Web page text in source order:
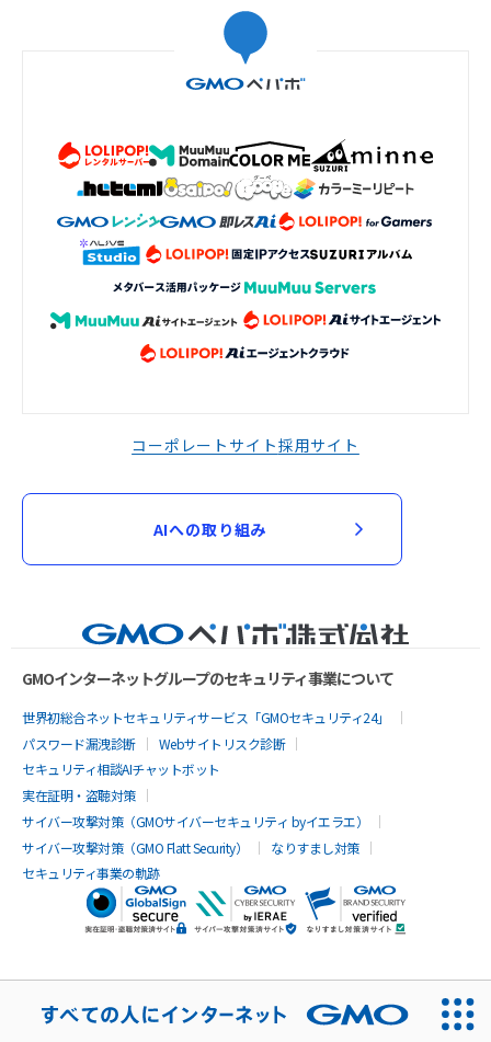
コーポレートサイト採用サイト
AIへの取り組み
GMOインターネットグループのセキュリティ事業について
世界初総合ネットセキュリティサービス「GMOセキュリティ24」
パスワード漏洩診断
Webサイトリスク診断
セキュリティ相談AIチャットボット
実在証明・盗聴対策
サイバー攻撃対策（GMOサイバーセキュリティ byイエラエ）
サイバー攻撃対策（GMO Flatt Security）
なりすまし対策
セキュリティ事業の軌跡